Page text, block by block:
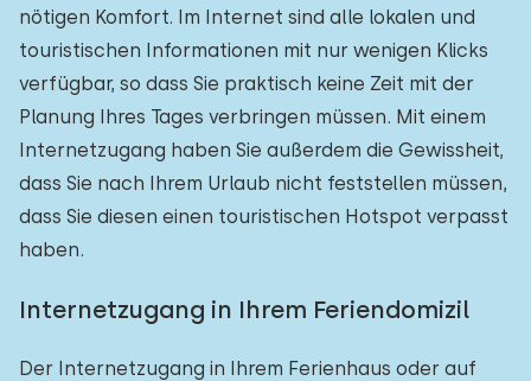
nötigen Komfort. Im Internet sind alle lokalen und
touristischen Informationen mit nur wenigen Klicks
verfügbar, so dass Sie praktisch keine Zeit mit der
Planung Ihres Tages verbringen müssen. Mit einem
Internetzugang haben Sie außerdem die Gewissheit,
dass Sie nach Ihrem Urlaub nicht feststellen müssen,
dass Sie diesen einen touristischen Hotspot verpasst
haben.
Internetzugang in Ihrem Feriendomizil
Der Internetzugang in Ihrem Ferienhaus oder auf